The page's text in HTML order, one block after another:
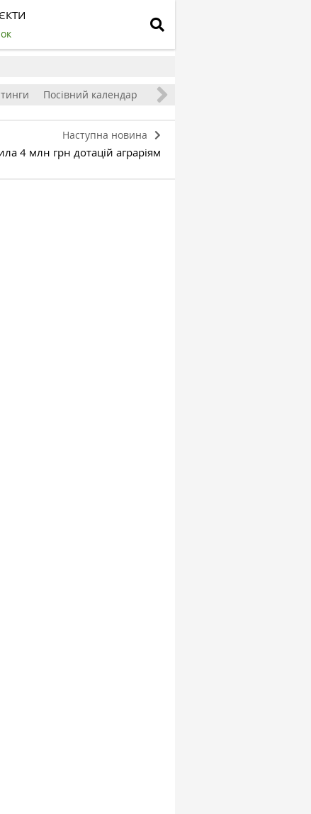
Посівний календар
Наступна новина
4 млн грн дотацій аграріям